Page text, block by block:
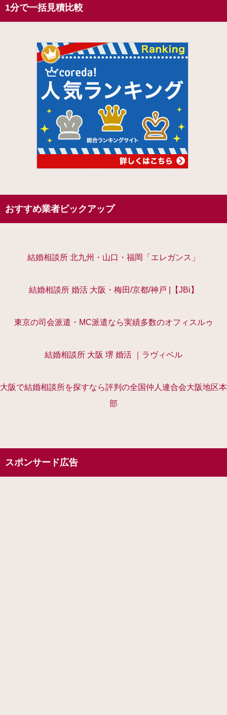
1分で一括見積比較
おすすめ業者ピックアップ
結婚相談所 北九州・山口・福岡「エレガンス」
結婚相談所 婚活 大阪・梅田/京都/神戸 |【JBi】
東京の司会派遣・MC派遣なら実績多数のオフィスルゥ
結婚相談所 大阪 堺 婚活 ｜ラヴィベル
大阪で結婚相談所を探すなら評判の全国仲人連合会大阪地区本
部
スポンサード広告